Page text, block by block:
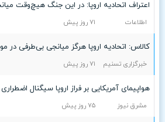
اعتراف اتحادیه اروپا: در این جنگ هیچ‌وقت
اطلاعات ۷۱ روز پیش
کالاس: اتحادیه اروپا هرگز میانجی بی‌طرفی در
خبرگزاری تسنیم ۷۱ روز پیش
هواپیمای آمریکایی بر فراز اروپا سیگنال
مشرق نیوز ۷۵ روز پیش